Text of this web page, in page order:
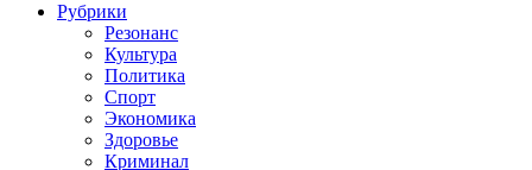
Рубрики
Резонанс
Культура
Политика
Спорт
Экономика
Здоровье
Криминал